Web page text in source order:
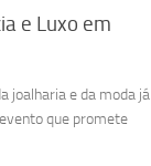
e Luxo em
joalharia e da moda já
que promete